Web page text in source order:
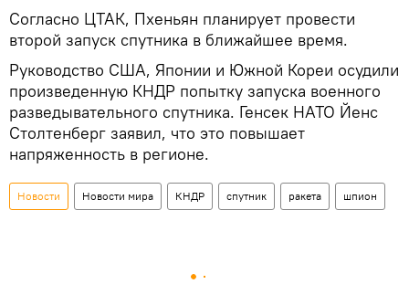
Согласно ЦТАК, Пхеньян планирует провести
второй запуск спутника в ближайшее время.
Руководство США, Японии и Южной Кореи осудили
произведенную КНДР попытку запуска военного
разведывательного спутника. Генсек НАТО Йенс
Столтенберг заявил, что это повышает
напряженность в регионе.
Новости Новости мира КНДР спутник ракета шпион